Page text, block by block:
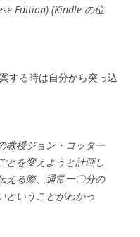
Edition) (Kindle の位
する時は自分から突っ込
教授ジョン・コッター
とを変えようと計画し
える際、通常一〇分の
ということがわかっ